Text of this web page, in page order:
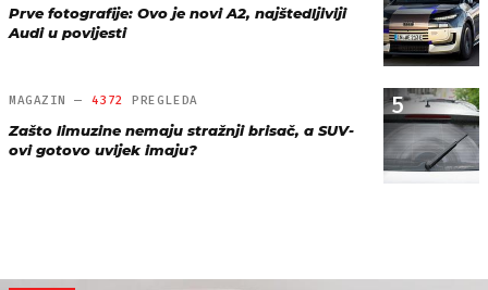
Prve fotografije: Ovo je novi A2, najštedljiviji
Audi u povijesti
5
MAGAZIN — 4372 PREGLEDA
Zašto limuzine nemaju stražnji brisač, a SUV-
ovi gotovo uvijek imaju?